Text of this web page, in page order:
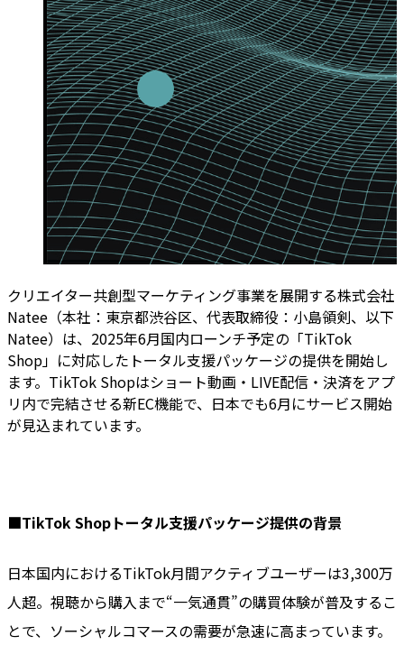
クリエイター共創型マーケティング事業を展開する株式会社
Natee（本社：東京都渋谷区、代表取締役：小島領剣、以下
Natee）は、2025年6月国内ローンチ予定の「TikTok
Shop」に対応したトータル支援パッケージの提供を開始し
ます。TikTok Shopはショート動画・LIVE配信・決済をアプ
リ内で完結させる新EC機能で、日本でも6月にサービス開始
が見込まれています。
■TikTok Shopトータル支援パッケージ提供の背景
日本国内におけるTikTok月間アクティブユーザーは3,300万
人超。視聴から購入まで“一気通貫”の購買体験が普及するこ
とで、ソーシャルコマースの需要が急速に高まっています。